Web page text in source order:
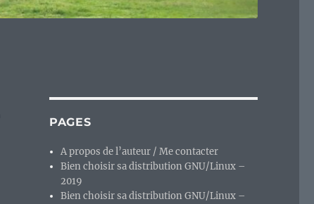
PAGES
A propos de l’auteur / Me contacter
Bien choisir sa distribution GNU/Linux –
2019
Bien choisir sa distribution GNU/Linux –